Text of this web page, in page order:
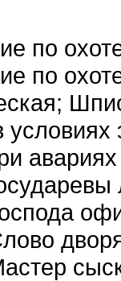
по
по